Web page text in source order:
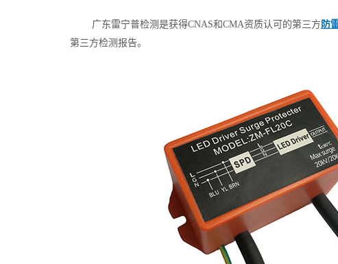
广东雷宁普检测是获得CNAS和CMA资质认可的第三方 防
第三方检测报告。